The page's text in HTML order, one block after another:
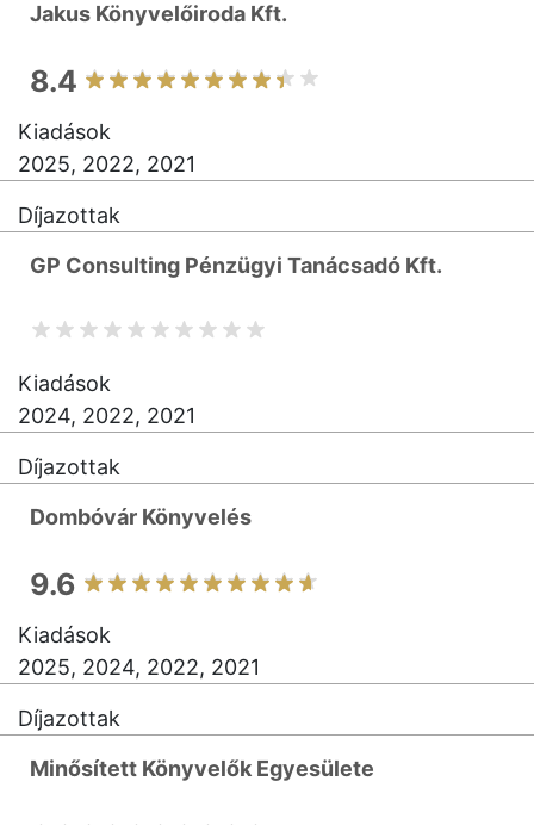
Jakus Könyvelőiroda Kft.
8.4
Kiadások
2025, 2022, 2021
Díjazottak
GP Consulting Pénzügyi Tanácsadó Kft.
Kiadások
2024, 2022, 2021
Díjazottak
Dombóvár Könyvelés
9.6
Kiadások
2025, 2024, 2022, 2021
Díjazottak
Minősített Könyvelők Egyesülete